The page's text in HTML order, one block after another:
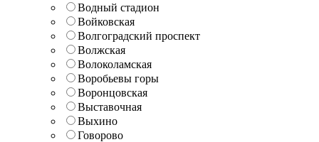
Водный стадион
Войковская
Волгоградский проспект
Волжская
Волоколамская
Воробьевы горы
Воронцовская
Выставочная
Выхино
Говорово